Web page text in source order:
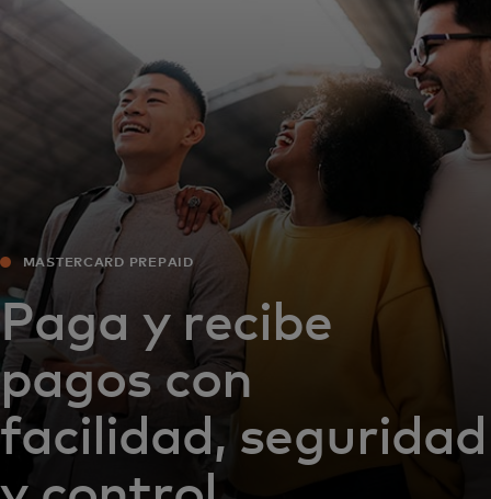
Para innovadores
Noticias y tendencias
MASTERCARD PREPAID
Paga y recibe
pagos con
facilidad, seguridad